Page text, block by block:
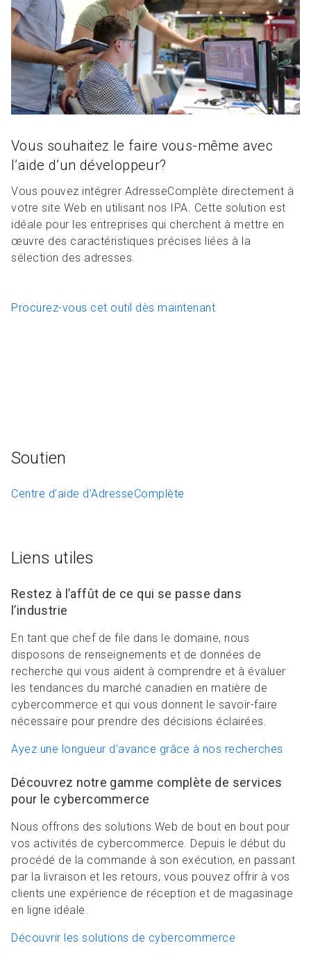
Vous souhaitez le faire vous-même avec
l’aide d’un développeur?
Vous pouvez intégrer AdresseComplète directement à
votre site Web en utilisant nos IPA. Cette solution est
idéale pour les entreprises qui cherchent à mettre en
œuvre des caractéristiques précises liées à la
sélection des adresses.
Procurez-vous cet outil dès maintenant
Soutien
Centre d’aide d’AdresseComplète
Liens utiles
Restez à l’affût de ce qui se passe dans
l’industrie
En tant que chef de file dans le domaine, nous
disposons de renseignements et de données de
recherche qui vous aident à comprendre et à évaluer
les tendances du marché canadien en matière de
cybercommerce et qui vous donnent le savoir-faire
nécessaire pour prendre des décisions éclairées.
Ayez une longueur d’avance grâce à nos recherches
Découvrez notre gamme complète de services
pour le cybercommerce
Nous offrons des solutions Web de bout en bout pour
vos activités de cybercommerce. Depuis le début du
procédé de la commande à son exécution, en passant
par la livraison et les retours, vous pouvez offrir à vos
clients une expérience de réception et de magasinage
en ligne idéale.
Découvrir les solutions de cybercommerce